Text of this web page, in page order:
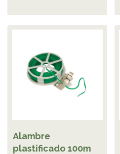
Alambre
plastificado 100m